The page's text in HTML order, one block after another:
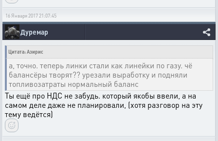
16 Января 2017 21:07:45
Дуремар
Цитата: Азирис
а, точно. теперь линки стали как линейки по газу. чё
балансёры творят?? урезали выработку и подняли
топливозатраты нормальный баланс
Ты ещё про НДС не забудь. который якобы ввели, а на
самом деле даже не планировали, (хотя разговор на эту
тему ведётся)